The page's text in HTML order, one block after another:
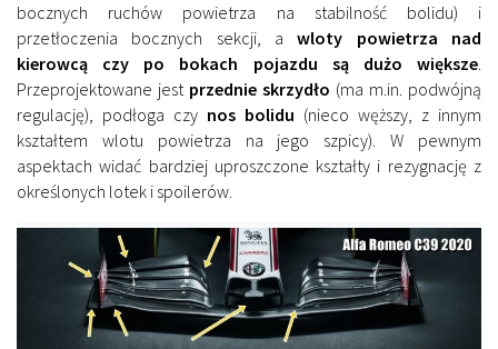
bocznych ruchów powietrza na stabilność bolidu) i
przetłoczenia bocznych sekcji, awloty powietrza nad
kierowcą czy po bokach pojazdu są dużo większe.
Przeprojektowane jest przednie skrzydło (ma m.in. podwójną
regulację), podłoga czy nos bolidu (nieco węższy, z innym
kształtem wlotu powietrza na jego szpicy). W pewnym
aspektach widać bardziej uproszczone kształty i rezygnację z
określonych lotek i spoilerów.